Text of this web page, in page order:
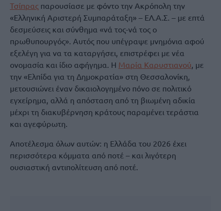
Τσίπρας παρουσίασε με φόντο την Ακρόπολη την
«Ελληνική Αριστερή Συμπαράταξη» – ΕΛ.Α.Σ. – με επτά
δεσμεύσεις και σύνθημα «νά τος-νά τος ο
πρωθυπουργός». Αυτός που υπέγραψε μνημόνια αφού
εξελέγη για να τα καταργήσει, επιστρέφει με νέα
ονομασία και ίδιο αφήγημα. Η Μαρία Καρυστιανού, με
την «Ελπίδα για τη Δημοκρατία» στη Θεσσαλονίκη,
μετουσιώνει έναν δικαιολογημένο πόνο σε πολιτικό
εγχείρημα, αλλά η απόσταση από τη βιωμένη αδικία
μέχρι τη διακυβέρνηση κράτους παραμένει τεράστια
και αγεφύρωτη.
Αποτέλεσμα όλων αυτών: η Ελλάδα του 2026 έχει
περισσότερα κόμματα από ποτέ – και λιγότερη
ουσιαστική αντιπολίτευση από ποτέ.